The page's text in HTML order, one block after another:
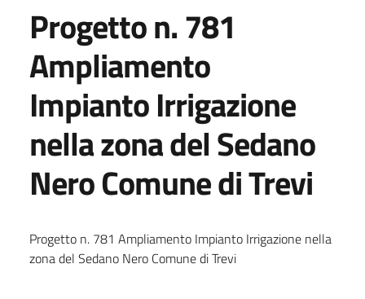
Progetto n. 781
Ampliamento
Impianto Irrigazione
nella zona del Sedano
Nero Comune di Trevi
Progetto n. 781 Ampliamento Impianto Irrigazione nella
zona del Sedano Nero Comune di Trevi